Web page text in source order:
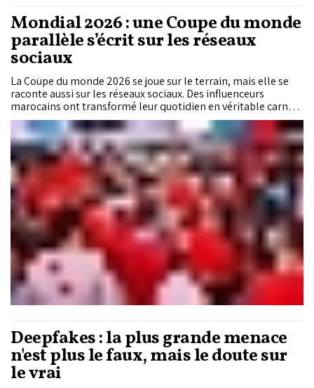
Mondial 2026 : une Coupe du monde
parallèle s’écrit sur les réseaux
sociaux
La Coupe du monde 2026 se joue sur le terrain, mais elle se
raconte aussi sur les réseaux sociaux. Des influenceurs
marocains ont transformé leur quotidien en véritable carnet
de bord, partageant chaque étape de leur aventure avec des
milliers d’internautes. Entre voyages, rencontres, ambiance
dans les rues américaines et moments de ferveur autour des
Lions de l’Atlas, ils offrent un regard inédit sur une
compétition qui dépasse désormais les 90 minutes de jeu.
Depuis le Maroc comme depuis les villes hôtes du Mondial,
une nouvelle manière de vivre le tournoi s’impose : plus
immersive, plus spontanée et au plus près de ceux qui font
vibrer la passion marocaine.
Deepfakes : la plus grande menace
n'est plus le faux, mais le doute sur
le vrai